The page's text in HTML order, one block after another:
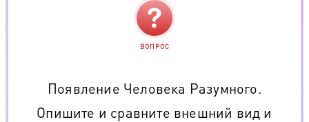
ВОПРОС
Появление Человека Разумного.
Опишите и сравните внешний вид и